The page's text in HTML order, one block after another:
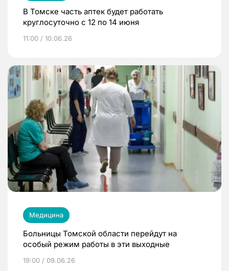
В Томске часть аптек будет работать
круглосуточно с 12 по 14 июня
11:00 / 10.06.26
Медицина
Больницы Томской области перейдут на
особый режим работы в эти выходные
19:00 / 09.06.26